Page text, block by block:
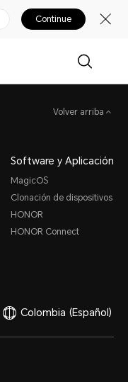
Continue
Volver arriba
Software y Aplicación
MagicOS
Clonación de dispositivos
HONOR
HONOR Connect
Colombia (Español)